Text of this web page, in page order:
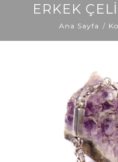
ERKEK
Ana Sayfa